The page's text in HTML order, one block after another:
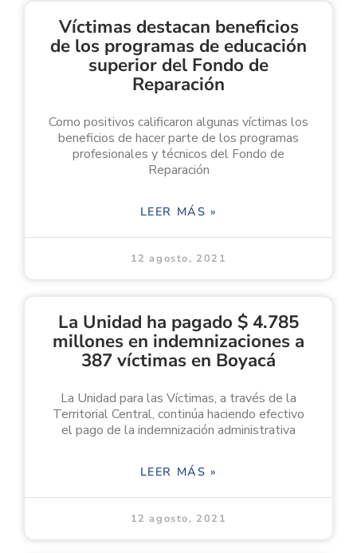
Víctimas destacan beneficios
de los programas de educación
superior del Fondo de
Reparación
Como positivos calificaron algunas víctimas los
beneficios de hacer parte de los programas
profesionales y técnicos del Fondo de
Reparación
LEER MÁS »
12 agosto, 2021
La Unidad ha pagado $ 4.785
millones en indemnizaciones a
387 víctimas en Boyacá
La Unidad para las Víctimas, a través de la
Territorial Central, continúa haciendo efectivo
el pago de la indemnización administrativa
LEER MÁS »
12 agosto, 2021